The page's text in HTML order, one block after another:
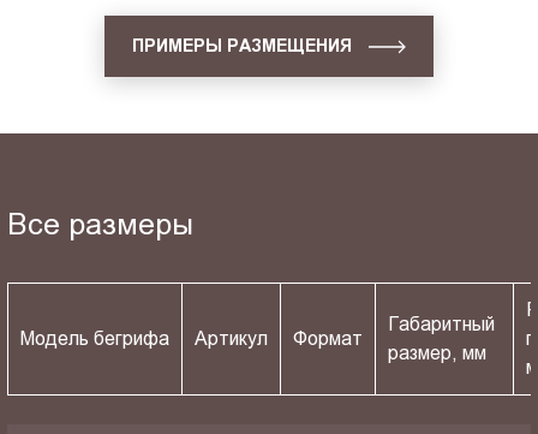
ПРИМЕРЫ РАЗМЕЩЕНИЯ
Все размеры
Модель бегрифа Артикул Формат
Габаритный
размер, мм